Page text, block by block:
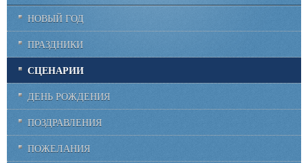
НОВЫЙ ГОД
ПРАЗДНИКИ
СЦЕНАРИИ
ДЕНЬ РОЖДЕНИЯ
ПОЗДРАВЛЕНИЯ
ПОЖЕЛАНИЯ